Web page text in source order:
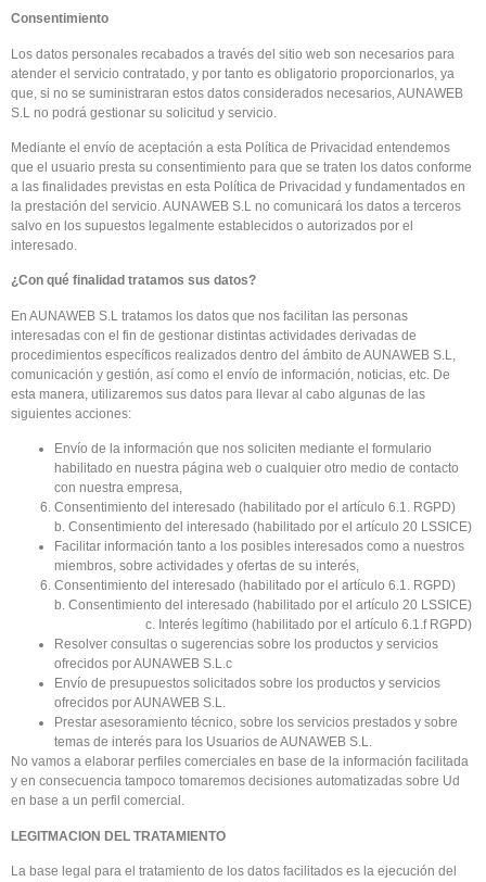
Consentimiento
Los datos personales recabados a través del sitio web son necesarios para
atender el servicio contratado, y por tanto es obligatorio proporcionarlos, ya
que, si no se suministraran estos datos considerados necesarios, AUNAWEB
S.L no podrá gestionar su solicitud y servicio.
Mediante el envío de aceptación a esta Política de Privacidad entendemos
que el usuario presta su consentimiento para que se traten los datos conforme
a las finalidades previstas en esta Política de Privacidad y fundamentados en
la prestación del servicio. AUNAWEB S.L no comunicará los datos a terceros
salvo en los supuestos legalmente establecidos o autorizados por el
interesado.
¿Con qué finalidad tratamos sus datos?
En AUNAWEB S.L tratamos los datos que nos facilitan las personas
interesadas con el fin de gestionar distintas actividades derivadas de
procedimientos específicos realizados dentro del ámbito de AUNAWEB S.L,
comunicación y gestión, así como el envío de información, noticias, etc. De
esta manera, utilizaremos sus datos para llevar al cabo algunas de las
siguientes acciones:
Envío de la información que nos soliciten mediante el formulario
habilitado en nuestra página web o cualquier otro medio de contacto
con nuestra empresa,
Consentimiento del interesado (habilitado por el artículo 6.1. RGPD)
b. Consentimiento del interesado (habilitado por el artículo 20 LSSICE)
Facilitar información tanto a los posibles interesados como a nuestros
miembros, sobre actividades y ofertas de su interés,
Consentimiento del interesado (habilitado por el artículo 6.1. RGPD)
b. Consentimiento del interesado (habilitado por el artículo 20 LSSICE)
c. Interés legítimo (habilitado por el artículo 6.1.f RGPD)
Resolver consultas o sugerencias sobre los productos y servicios
ofrecidos por AUNAWEB S.L.c
Envío de presupuestos solicitados sobre los productos y servicios
ofrecidos por AUNAWEB S.L.
Prestar asesoramiento técnico, sobre los servicios prestados y sobre
temas de interés para los Usuarios de AUNAWEB S.L.
No vamos a elaborar perfiles comerciales en base de la información facilitada
y en consecuencia tampoco tomaremos decisiones automatizadas sobre Ud
en base a un perfil comercial.
LEGITMACION DEL TRATAMIENTO
La base legal para el tratamiento de los datos facilitados es la ejecución del